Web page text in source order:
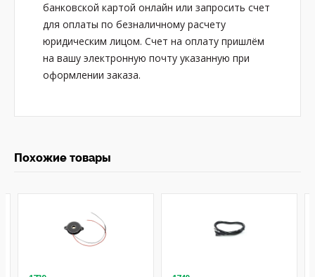
банковской картой онлайн или запросить счет
для оплаты по безналичному расчету
юридическим лицом. Счет на оплату пришлём
на вашу электронную почту указанную при
оформлении заказа.
Похожие товары